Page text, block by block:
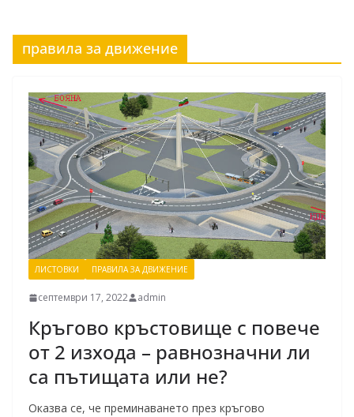
правила за движение
ЛИСТОВКИ ПРАВИЛА ЗА ДВИЖЕНИЕ
септември 17, 2022 admin
Кръгово кръстовище с повече
от 2 изхода – равнозначни ли
са пътищата или не?
Оказва се, че преминаването през кръгово